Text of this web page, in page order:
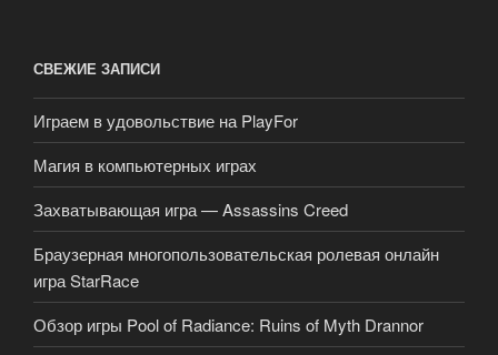
СВЕЖИЕ ЗАПИСИ
Играем в удовольствие на PlayFor
Магия в компьютерных играх
Захватывающая игра — Assassins Creed
Браузерная многопользовательская ролевая онлайн
игра StarRace
Обзор игры Pool of Radiance: Ruins of Myth Drannor